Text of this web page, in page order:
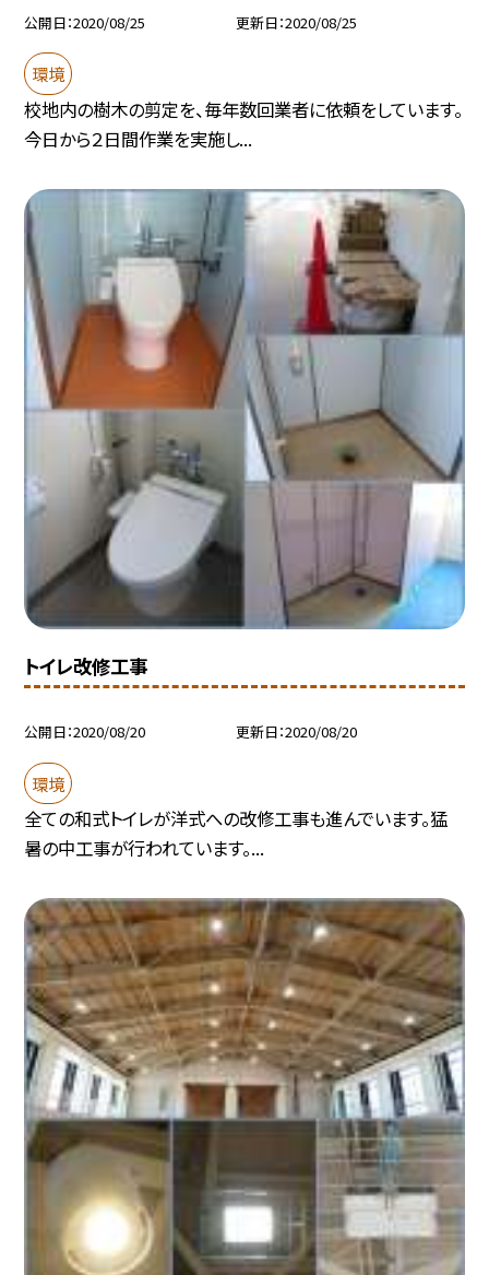
公開日 2020/08/25 更新日 2020/08/25
環境
校地内の樹木の剪定を、毎年数回業者に依頼をしています。
今日から２日間作業を実施し...
トイレ改修工事
公開日 2020/08/20 更新日 2020/08/20
環境
全ての和式トイレが洋式への改修工事も進んでいます。猛
暑の中工事が行われています。...